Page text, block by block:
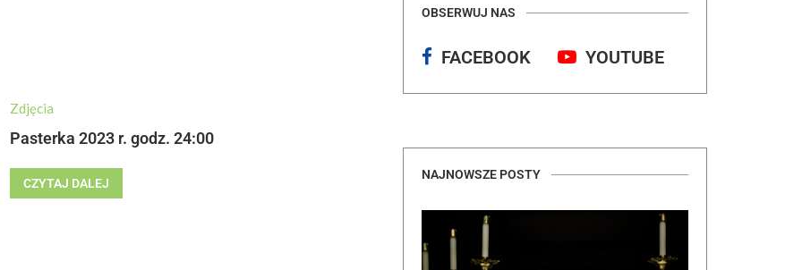
Zdjęcia
Pasterka 2023 r. godz. 24:00
CZYTAJ DALEJ
OBSERWUJ NAS
FACEBOOK YOUTUBE
NAJNOWSZE POSTY